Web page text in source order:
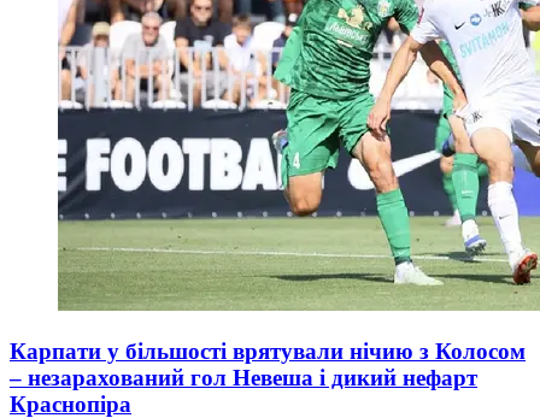
Карпати у більшості врятували нічию з Колосом
– незарахований гол Невеша і дикий нефарт
Краснопіра